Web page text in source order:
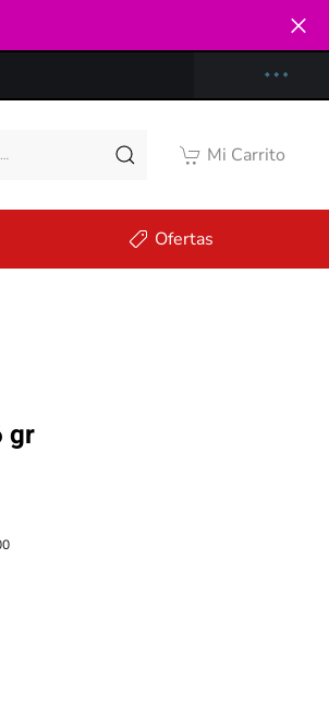
Mi Carrito
Ofertas
gr